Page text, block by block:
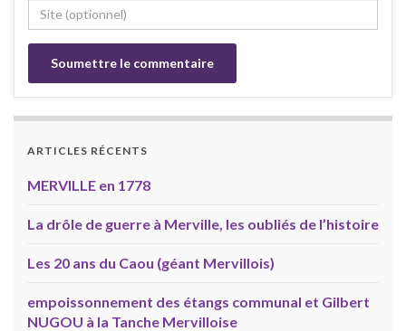
ARTICLES RÉCENTS
MERVILLE en 1778
La drôle de guerre à Merville, les oubliés de l’histoire
Les 20 ans du Caou (géant Mervillois)
empoissonnement des étangs communal et Gilbert
NUGOU à la Tanche Mervilloise